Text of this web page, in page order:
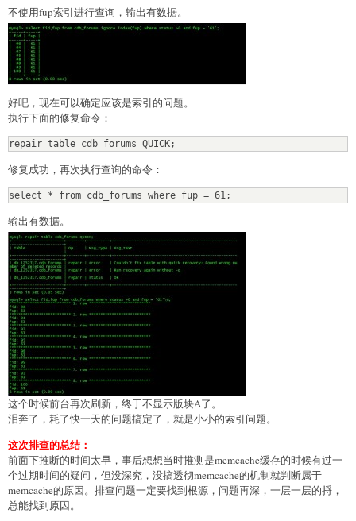
不使用fup索引进行查询，输出有数据。
好吧，现在可以确定应该是索引的问题。
执行下面的修复命令：
repair table cdb_forums QUICK;
修复成功，再次执行查询的命令：
select * from cdb_forums where fup = 61;
输出有数据。
这个时候前台再次刷新，终于不显示版块A了。
泪奔了，耗了快一天的问题搞定了，就是小小的索引问题。
这次排查的总结：
前面下推断的时间太早，事后想想当时推测是memcache缓存的时候有过一
个过期时间的疑问，但没深究，没搞透彻memcache的机制就判断属于
memcache的原因。排查问题一定要找到根源，问题再深，一层一层的捋，
总能找到原因。